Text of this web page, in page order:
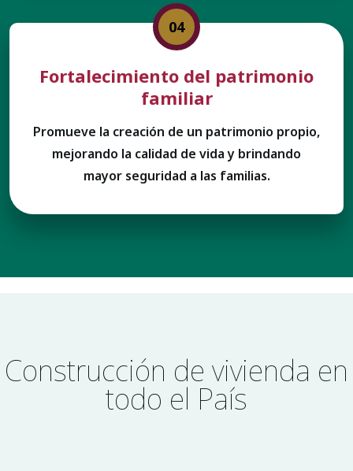
04
Fortalecimiento del patrimonio
familiar
Promueve la creación de un patrimonio propio,
mejorando la calidad de vida y brindando
mayor seguridad a las familias.
Construcción de vivienda en
todo el País